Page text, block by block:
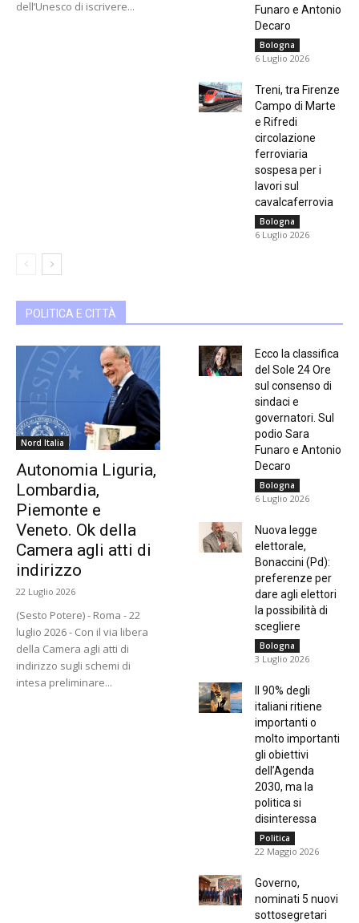
dell’Unesco di iscrivere...
Funaro e Antonio
Decaro
Bologna
6 Luglio 2026
Treni, tra Firenze
Campo di Marte
e Rifredi
circolazione
ferroviaria
sospesa per i
lavori sul
cavalcaferrovia
Bologna
6 Luglio 2026
POLITICA E CITTÀ
Nord Italia
Autonomia Liguria,
Lombardia,
Piemonte e
Veneto. Ok della
Camera agli atti di
indirizzo
22 Luglio 2026
(Sesto Potere) - Roma - 22
luglio 2026 - Con il via libera
della Camera agli atti di
indirizzo sugli schemi di
intesa preliminare...
Ecco la classifica
del Sole 24 Ore
sul consenso di
sindaci e
governatori. Sul
podio Sara
Funaro e Antonio
Decaro
Bologna
6 Luglio 2026
Nuova legge
elettorale,
Bonaccini (Pd):
preferenze per
dare agli elettori
la possibilità di
scegliere
Bologna
3 Luglio 2026
Il 90% degli
italiani ritiene
importanti o
molto importanti
gli obiettivi
dell’Agenda
2030, ma la
politica si
disinteressa
Politica
22 Maggio 2026
Governo,
nominati 5 nuovi
sottosegretari